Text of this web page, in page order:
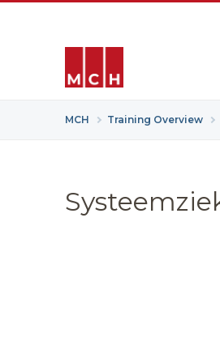
MCH Training Overview